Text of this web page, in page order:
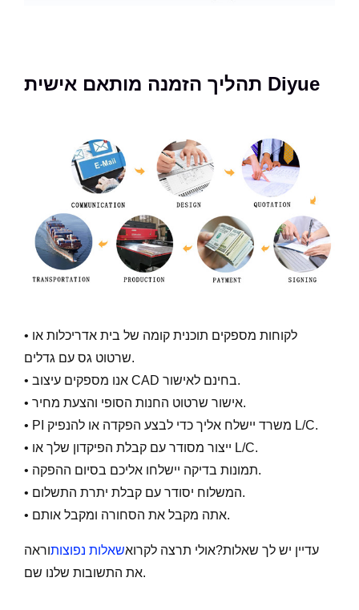
תהליך הזמנה מותאם אישית Diyue
• לקוחות מספקים תוכנית קומה של בית אדריכלות או
שרטוט גס עם גדלים.
• אנו מספקים עיצוב CAD בחינם לאישור.
• אישור שרטוט החנות הסופי והצעת מחיר.
• PI משרד יישלח אליך כדי לבצע הפקדה או להנפיק L/C.
• ייצור מסודר עם קבלת הפיקדון שלך או L/C.
• תמונות בדיקה יישלחו אליכם בסיום ההפקה.
• המשלוח יסודר עם קבלת יתרת התשלום.
• אתה מקבל את הסחורה ומקבל אותם.
עדיין יש לך שאלות?אולי תרצה לקרואשאלות נפוצותוראה
את התשובות שלנו שם.